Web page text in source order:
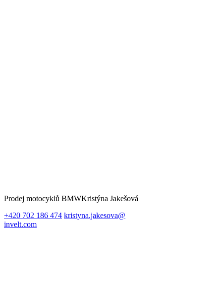
Prodej motocyklů BMWKristýna Jakešová
+420 702 186 474 kristyna.jakesova@
invelt.com